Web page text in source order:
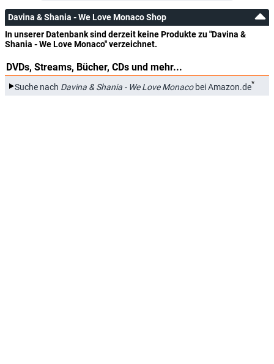
Davina & Shania - We Love Monaco Shop
In unserer Datenbank sind derzeit keine Produkte zu "Davina &
Shania - We Love Monaco" verzeichnet.
DVDs, Streams, Bücher, CDs und mehr...
Suche nach Davina & Shania - We Love Monacobei Amazon.de*